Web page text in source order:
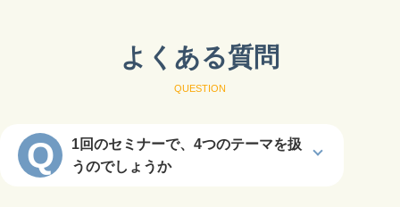
よくある質問
QUESTION
Q
1回のセミナーで、4つのテーマを扱
うのでしょうか